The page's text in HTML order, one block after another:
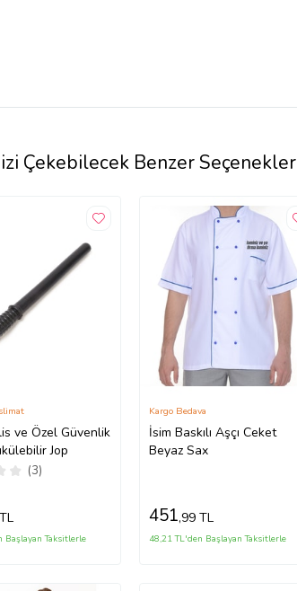
Çekebilecek Benzer Seçenekler
ve Özel Güvenlik
Jop
(3)
Başlayan Taksitlerle
İsim Baskılı Aşçı Ceket
Beyaz Sax
Kargo Bedava
451,99 TL
48,21 TL'den Başlayan Taksitlerle